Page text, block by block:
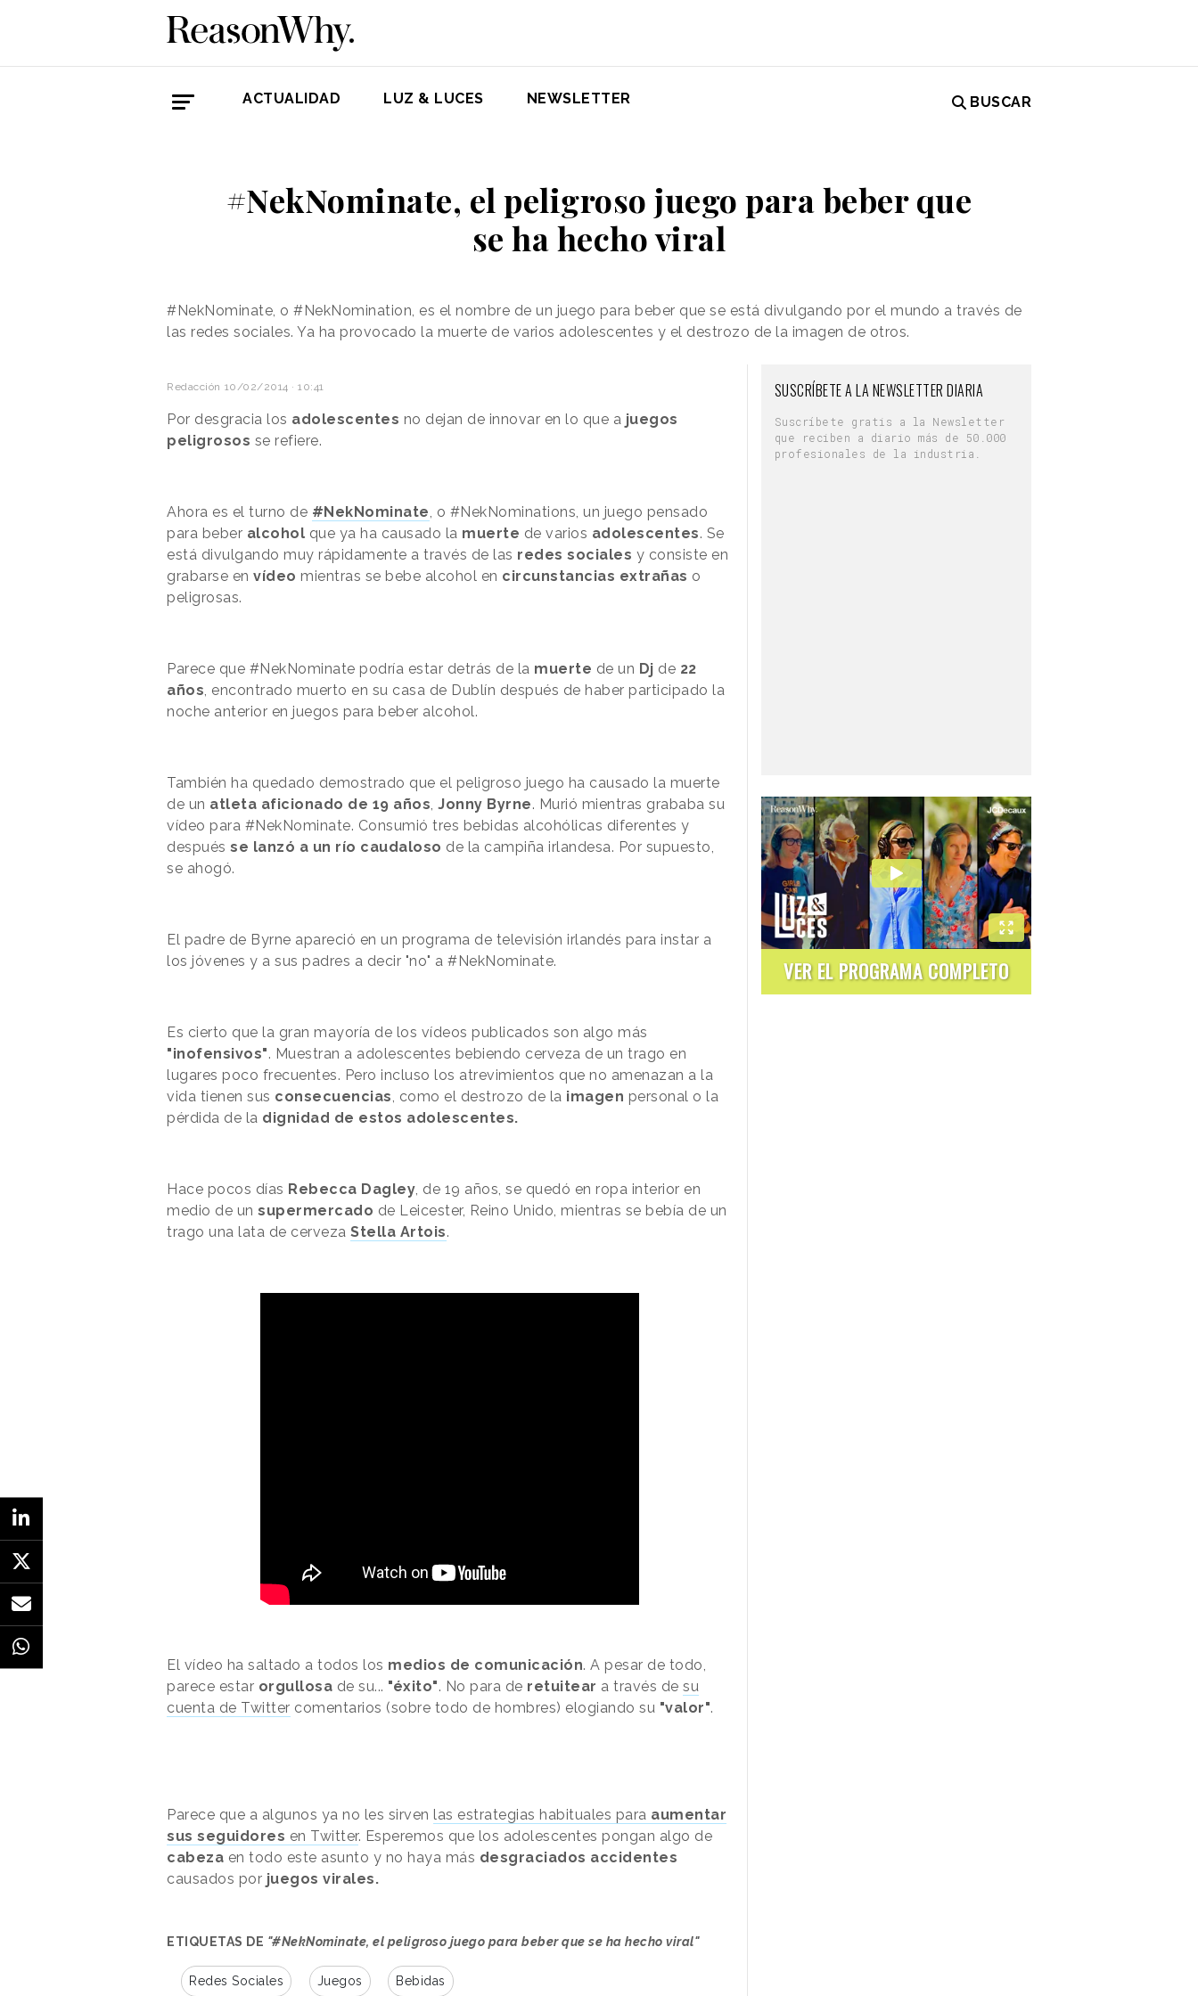
ACTUALIDAD LUZ & LUCES NEWSLETTER BUSCAR
#NekNominate, el peligroso juego para beber que
se ha hecho viral
#NekNominate, o #NekNomination, es el nombre de un juego para beber que se está divulgando por el mundo a través de
las redes sociales. Ya ha provocado la muerte de varios adolescentes y el destrozo de la imagen de otros.
Redacción 10/02/2014 · 10:41
Por desgracia los adolescentes no dejan de innovar en lo que a juegos
peligrosos se refiere.
Ahora es el turno de #NekNominate , o #NekNominations, un juego pensado
para beber alcohol que ya ha causado la muerte de varios adolescentes. Se
está divulgando muy rápidamente a través de las redes sociales y consiste en
grabarse en vídeo mientras se bebe alcohol en circunstancias extrañas o
peligrosas.
Parece que #NekNominate podría estar detrás de la muerte de un Dj de 22
años , encontrado muerto en su casa de Dublín después de haber participado la
noche anterior en juegos para beber alcohol.
También ha quedado demostrado que el peligroso juego ha causado la muerte
de un atleta aficionado de 19 años Jonny Byrne. Murió mientras grababa su
vídeo para #NekNominate. Consumió tres bebidas alcohólicas diferentes y
después se lanzó a un río caudaloso de la campiña irlandesa. Por supuesto,
se ahogó.
El padre de Byrne apareció en un programa de televisión irlandés para instar a
los jóvenes y a sus padres a decir "no" a #NekNominate.
Es cierto que la gran mayoría de los vídeos publicados son algo más
"inofensivos". Muestran a adolescentes bebiendo cerveza de un trago en
lugares poco frecuentes. Pero incluso los atrevimientos que no amenazan a la
vida tienen sus consecuencias , como el destrozo de la imagen personal o la
pérdida de la dignidad de estos adolescentes.
Hace pocos días Rebecca Dagley , de 19 años, se quedó en ropa interior en
medio de un supermercado de Leicester, Reino Unido, mientras se bebía de un
trago una lata de cerveza Stella Artois.
El vídeo ha saltado a todos los medios de comunicación. A pesar de todo,
parece estar orgullosa de su... "éxito". No para de retuitear a través de su
cuenta de Twitter comentarios (sobre todo de hombres) elogiando su "valor".
Parece que a algunos ya no les sirven las estrategias habituales para aumentar
sus seguidores en Twitter. Esperemos que los adolescentes pongan algo de
cabeza en todo este asunto y no haya más desgraciados accidentes
causados por juegos virales.
ETIQUETAS DE "#NekNominate, el peligroso juego para beber que se ha hecho viral"
Redes Sociales Juegos Bebidas
SUSCRÍBETE A LA NEWSLETTER DIARIA
Suscríbete gratis a la Newsletter
que reciben a diario más de 50.000
profesionales de la industria.
VER EL PROGRAMA COMPLETO